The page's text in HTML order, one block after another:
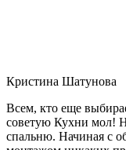
Кристина Шатунова
Всем, кто еще
советую Кухни мол!
спальню. Начиная с